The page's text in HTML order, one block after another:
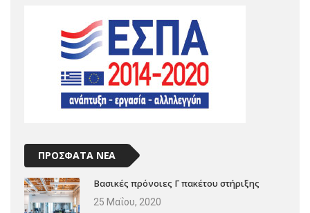
ΠΡΟΣΦΑΤΑ ΝΕΑ
Βασικές πρόνοιες Γ πακέτου στήριξης
25 Μαΐου, 2020